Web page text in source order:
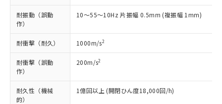
耐振動（誤動
作）
10～55～10Hz 片振幅 0.5mm (複振幅 1mm)
耐衝撃（耐久） 1000m/s2
耐衝撃（誤動
作）
200m/s2
耐久性（機械
的）
1億回以上 (開閉ひん度18,000回/h)
正式な納期状況および標準価格はお客
様のお取引先、またはお客様担当のオ
ムロン制御機器販売店・当社販売員に
ご相談ください。
オムロン制御機器販売店や当社販売拠
ください。
在庫状況および標準価格結果を当社の
類(PBB) 1000ppm以下、ポリ臭化ジフェニルエーテル類
(PBDE) 1000ppm以下、フタル酸ビス(2-エチルヘキシ
ル) (DEHP)(別名：DOP) 1000ppm以下、フタル酸ブチ
（DBP） 1000ppm以下、フタル酸ジイソブチル
(DIBP) 1000ppm以下
但し、RoHS指令で産業用監視および制御機器に対する
適用除外項目は除く。
フタル酸エステル類の４物質については閾値を超える意
Cr(Ⅵ)(六価クロム) : 1000ppm、 PBBs(ポリ臭化ビフェ
ニル類) : 1000ppm、 PBDEs(ポリ臭化ジフェニルエーテ
ル類) : 1000ppm、
イソブチル) : 1000ppm、 BBP(フタル酸ブチルベンジ
ル) : 1000ppm、
※2 環境保護使用期限
とります。
当社は規制貨物を破棄する場合は、完
いよう必要な手段を講じます。
当社は貴社製品を、核兵器、ミサイ
ル、化学兵器、生物兵器またはその他
使用いたしません。
当社は、貴社製品を第三者に販売する
○ 一定数以上の在庫あり
一定数には満たないが在庫あり
－
在庫なし(最新の在庫状況につ
たはお客様担当のオムロン制御
機器販売店・当社販売員にご確